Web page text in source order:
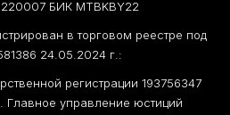
220007 БИК MTBKBY22
в торговом реестре под
24.05.2024 г.:
регистрации 193756347
Главное управление юстиций